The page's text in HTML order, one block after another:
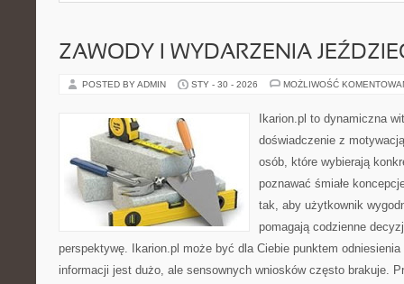
ZAWODY I WYDARZENIA
POSTED BY ADMIN STY - 30 - 2026 MOŻLIWOŚĆ
Ikarion.pl to dynamiczna
doświadczenie z
osób, które wybierają
poznawać śmiałe
tak, aby użytkownik
pomagają codzienne
perspektywę. Ikarion.pl może być dla Ciebie punktem
informacji jest dużo, ale sensownych wniosków często brakuje.